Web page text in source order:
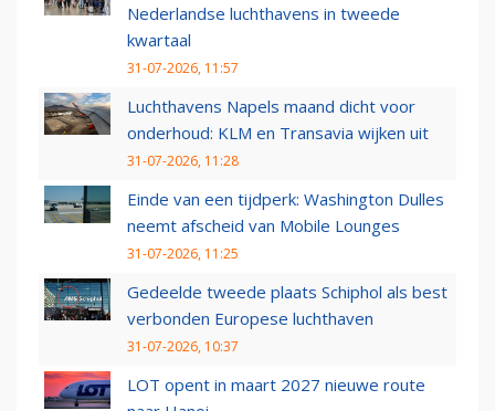
Nederlandse luchthavens in tweede
kwartaal
31-07-2026, 11:57
Luchthavens Napels maand dicht voor
onderhoud: KLM en Transavia wijken uit
31-07-2026, 11:28
Einde van een tijdperk: Washington Dulles
neemt afscheid van Mobile Lounges
31-07-2026, 11:25
Gedeelde tweede plaats Schiphol als best
verbonden Europese luchthaven
31-07-2026, 10:37
LOT opent in maart 2027 nieuwe route